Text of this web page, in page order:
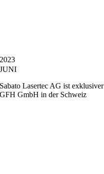
2023
JUNI
Sabato Lasertec AG ist
GFH GmbH in der Schweiz